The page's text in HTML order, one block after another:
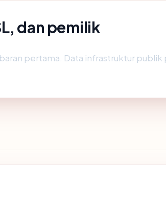
dan pemilik
pertama. Data infrastruktur publik